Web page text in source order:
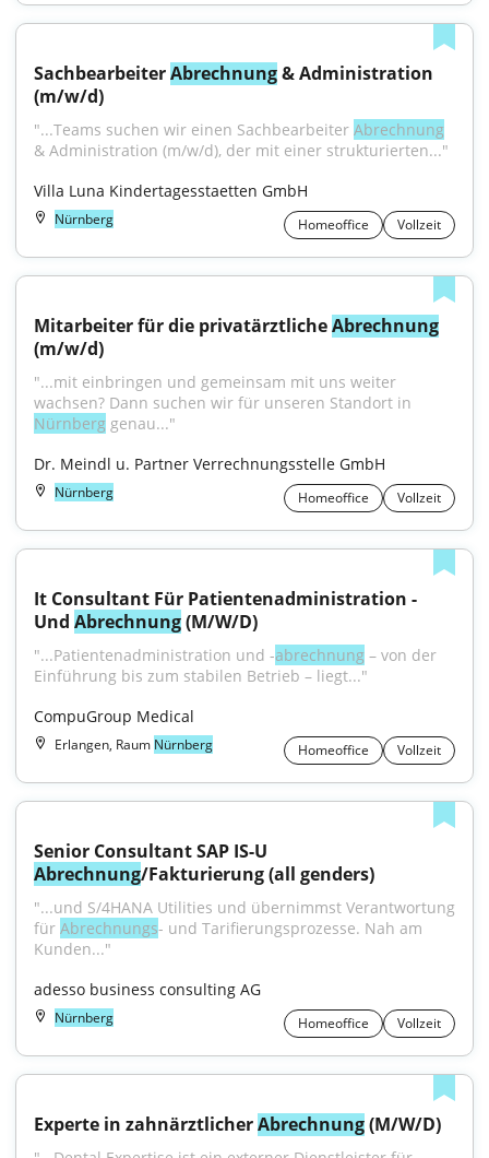
Sachbearbeiter Abrechnung & Administration
(m/w/d)
"...Teams suchen wir einen Sachbearbeiter Abrechnung
& Administration (m/w/d), der mit einer strukturierten..."
Villa Luna Kindertagesstaetten GmbH
Nürnberg Homeoffice Vollzeit
Mitarbeiter für die privatärztliche Abrechnung
(m/w/d)
"...mit einbringen und gemeinsam mit uns weiter
Nürnberg genau..."
Dr. Meindl u. Partner Verrechnungsstelle GmbH
Nürnberg Homeoffice Vollzeit
It Consultant Für Patientenadministration -
Und Abrechnung (M/W/D)
"...Patientenadministration und -abrechnung – von der
Einführung bis zum stabilen Betrieb – liegt..."
CompuGroup Medical
Erlangen, Raum Nürnberg Homeoffice Vollzeit
Abrechnung/Fakturierung (all genders)
"...und S/4HANA Utilities und übernimmst Verantwortung
für Abrechnungs- und Tarifierungsprozesse. Nah am
Kunden..."
adesso business consulting AG
Nürnberg Homeoffice Vollzeit
Experte in zahnärztlicher Abrechnung (M/W/D)